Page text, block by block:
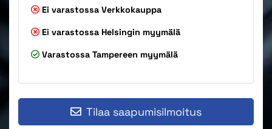
Ei varastossa Verkkokauppa
Ei varastossa Helsingin myymälä
Varastossa Tampereen myymälä
Tilaa saapumisilmoitus